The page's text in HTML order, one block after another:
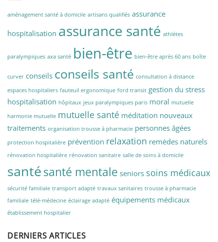
aménagement santé à domicile artisans qualifiés assurance
hospitalisation assurance santé athlètes
paralympiques axa santé bien-être bien-être après 60 ans boîte
curver conseils conseils santé consultation à distance
espaces hospitaliers fauteuil ergonomique ford transit gestion du stress
hospitalisation hôpitaux jeux paralympiques paris moral mutuelle
harmonie mutuelle mutuelle santé méditation nouveaux
traitements organisation trousse à pharmacie personnes âgées
protection hospitalière prévention relaxation remèdes naturels
rénovation hospitalière rénovation sanitaire salle de soins à domicile
santésanté mentale seniors soins médicaux
sécurité familiale transport adapté travaux sanitaires trousse à pharmacie
familiale télé-médecine éclairage adapté équipements médicaux
établissement hospitalier
DERNIERS ARTICLES